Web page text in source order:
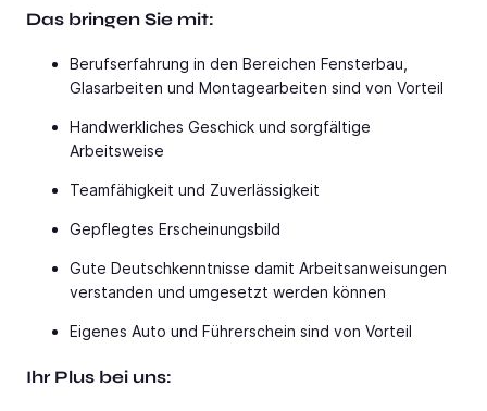
Das bringen Sie mit:
Berufserfahrung in den Bereichen Fensterbau,
Glasarbeiten und Montagearbeiten sind von Vorteil
Handwerkliches Geschick und sorgfältige
Arbeitsweise
Teamfähigkeit und Zuverlässigkeit
Gepflegtes Erscheinungsbild
Gute Deutschkenntnisse damit Arbeitsanweisungen
verstanden und umgesetzt werden können
Eigenes Auto und Führerschein sind von Vorteil
Ihr Plus bei uns: